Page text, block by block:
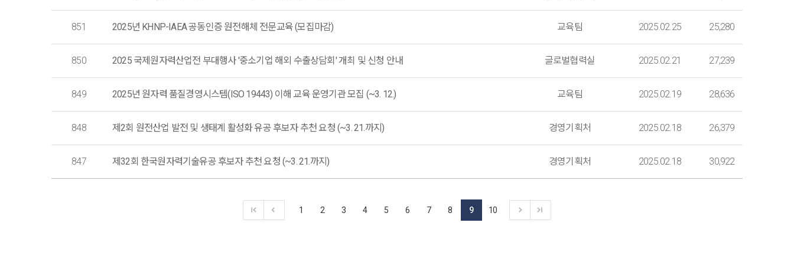
851 2025년 KHNP-IAEA 공동인증 원전해체 전문교육 (모집마감) 교육팀 2025.02.25 25,280
850 2025 국제원자력산업전 부대행사 '중소기업 해외 수출상담회' 개최 및 신청 안내 글로벌협력실 2025.02.21 27,239
849 2025년 원자력 품질경영시스템(ISO 19443) 이해 교육 운영기관 모집 (~3. 12.) 교육팀 2025.02.19 28,636
848 제2회 원전산업 발전 및 생태계 활성화 유공 후보자 추천 요청 (~3. 21.까지) 경영기획처 2025.02.18 26,379
847 제32회 한국원자력기술유공 후보자 추천 요청 (~3. 21.까지) 경영기획처 2025.02.18 30,922
1 2 3 4 5 6 7 8 9 10